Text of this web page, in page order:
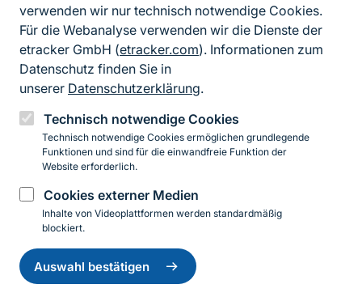
verwenden wir nur technisch notwendige Cookies.
Für die Webanalyse verwenden wir die Dienste der
etracker GmbH (etracker.com). Informationen zum
Datenschutz finden Sie in
unserer Datenschutzerklärung.
Technisch notwendige Cookies
Technisch notwendige Cookies ermöglichen grundlegende
Funktionen und sind für die einwandfreie Funktion der
Website erforderlich.
Cookies externer Medien
Inhalte von Videoplattformen werden standardmäßig
blockiert.
Auswahl bestätigen
Einwilligung
zurückziehen
FußzeileKontakt zum BfN
Kontaktformular
Erklärung zur Barrierefreiheit
Impressum
Datenschutz
InstagramFacebookYouTubeLinkedIn
© 2026 Bundesamt für Naturschutz